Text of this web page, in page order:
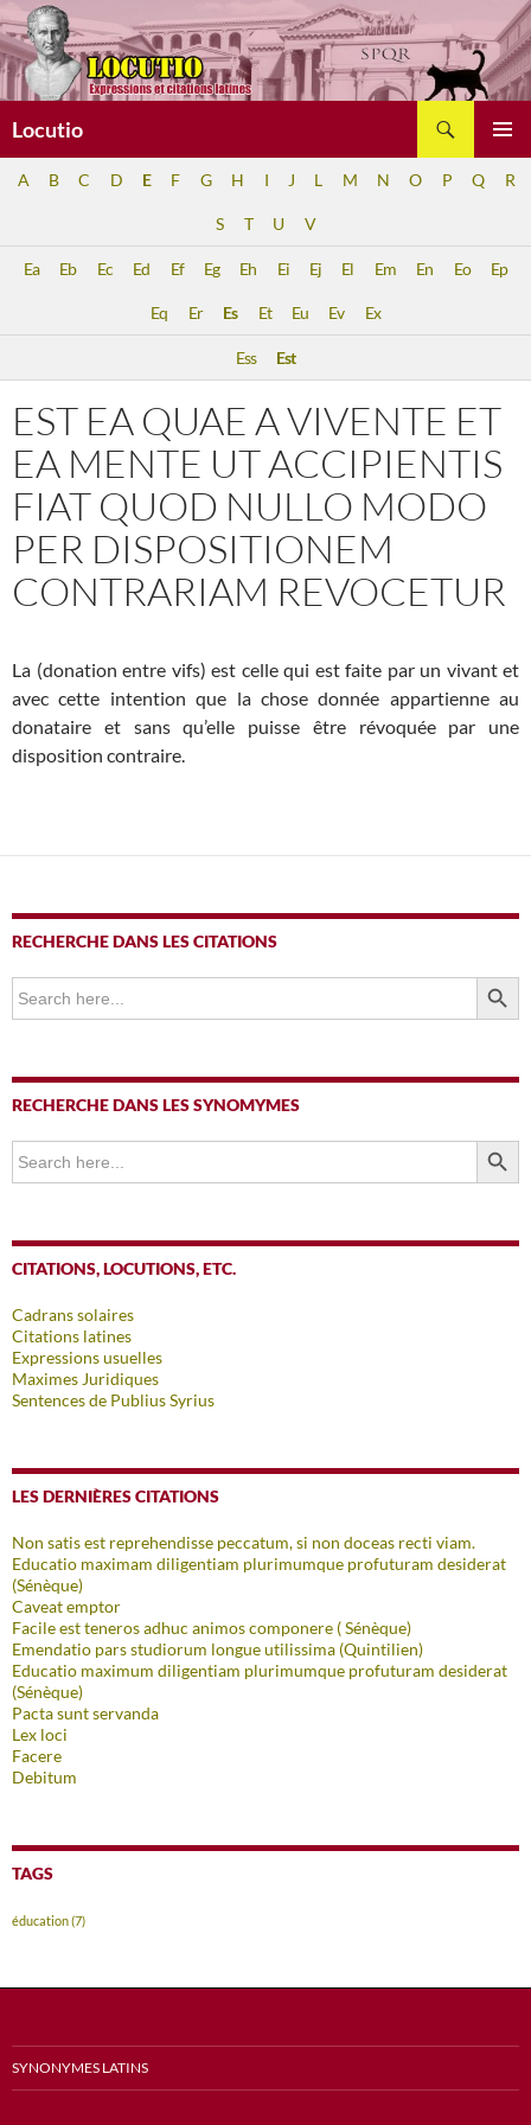
Aller
au
contenu
Locutio
A B C D E F G H I J L M N O P Q R
S T U V
Ea Eb Ec Ed Ef Eg Eh Ei Ej El Em En Eo Ep
Eq Er Es Et Eu Ev Ex
Ess Est
EST EA QUAE A VIVENTE ET
EA MENTE UT ACCIPIENTIS
FIAT QUOD NULLO MODO
PER DISPOSITIONEM
CONTRARIAM REVOCETUR
La (donation entre vifs) est celle qui est faite par un vivant et
avec cette intention que la chose donnée appartienne au
donataire et sans qu’elle puisse être révoquée par une
disposition contraire.
RECHERCHE DANS LES CITATIONS
Search
for:
SEARCH
RECHERCHE DANS LES SYNOMYMES
Search
for:
SEARCH
CITATIONS, LOCUTIONS, ETC.
Cadrans solaires
Citations latines
Expressions usuelles
Maximes Juridiques
Sentences de Publius Syrius
LES DERNIÈRES CITATIONS
Non satis est reprehendisse peccatum, si non doceas recti viam.
Educatio maximam diligentiam plurimumque profuturam desiderat
(Sénèque)
Caveat emptor
Facile est teneros adhuc animos componere ( Sénèque)
Emendatio pars studiorum longue utilissima (Quintilien)
Educatio maximum diligentiam plurimumque profuturam desiderat
(Sénèque)
Pacta sunt servanda
Lex loci
Facere
Debitum
TAGS
éducation(7)
SYNONYMES LATINS